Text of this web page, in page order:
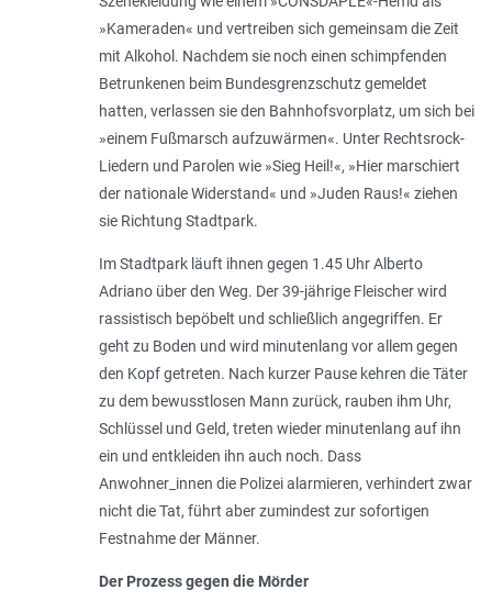
»Kameraden« und vertreiben sich gemeinsam die Zeit
mit Alkohol. Nachdem sie noch einen schimpfenden
Betrunkenen beim Bundesgrenzschutz gemeldet
hatten, verlassen sie den Bahnhofsvorplatz, um sich bei
»einem Fußmarsch aufzuwärmen«. Unter Rechtsrock-
Liedern und Parolen wie »Sieg Heil!«, »Hier marschiert
der nationale Widerstand« und »Juden Raus!« ziehen
sie Richtung Stadtpark.
Im Stadtpark läuft ihnen gegen 1.45 Uhr Alberto
Adriano über den Weg. Der 39-jährige Fleischer wird
rassistisch bepöbelt und schließlich angegriffen. Er
geht zu Boden und wird minutenlang vor allem gegen
den Kopf getreten. Nach kurzer Pause kehren die Täter
zu dem bewusstlosen Mann zurück, rauben ihm Uhr,
Schlüssel und Geld, treten wieder minutenlang auf ihn
ein und entkleiden ihn auch noch. Dass
Anwohner_innen die Polizei alarmieren, verhindert zwar
nicht die Tat, führt aber zumindest zur sofortigen
Festnahme der Männer.
Der Prozess gegen die Mörder